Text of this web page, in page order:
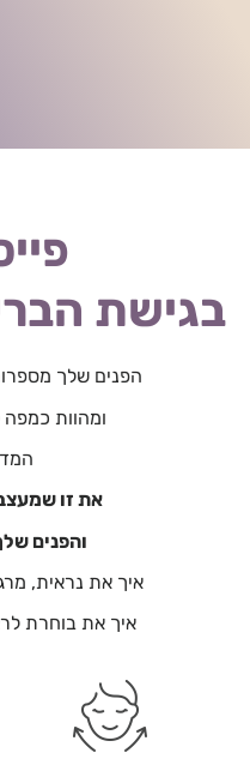
בגישת
הפנים שלך
ומהוות כמפה
את זו
והפנים
איך את נראית,
איך את בוחרת